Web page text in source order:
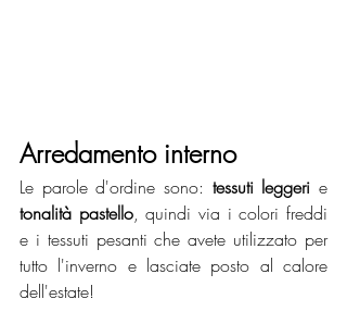
Arredamento interno
Le parole d'ordine sono: tessuti leggeri
tonalità pastello, quindi via i colori freddi
e i tessuti pesanti che avete utilizzato per
tutto l'inverno e lasciate posto al calore
dell'estate!